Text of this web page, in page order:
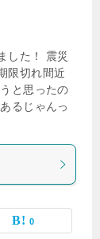
した！ 震災
限切れ間近
と思ったの
るじゃんっ
0